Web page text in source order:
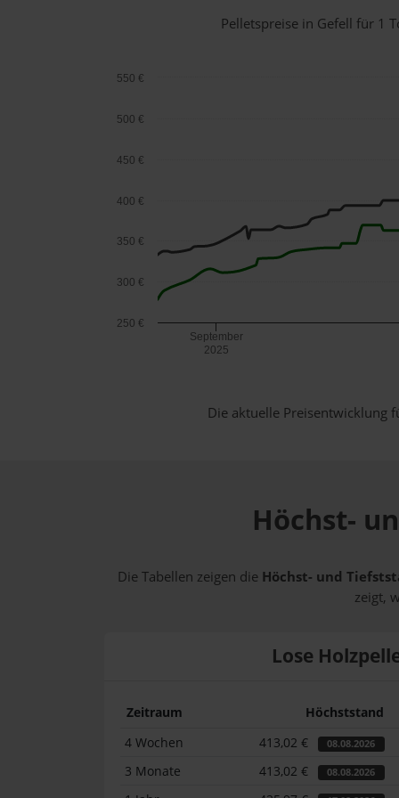
Pelletspreise in Gefell für 1
September
2025
250 €
300 €
350 €
400 €
450 €
500 €
550 €
Die aktuelle Preisentwicklung
Höchst-
Die Tabellen zeigen die Höchst- und
zeigt,
Lose
Zeitraum Höchststand
4 Wochen
413,02 € 08.08.2026
3 Monate 413,02 € 08.08.2026